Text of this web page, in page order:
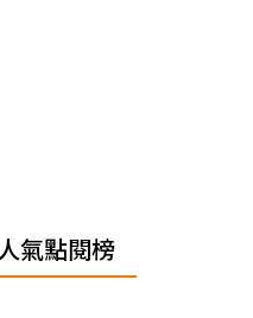
氣點閱榜